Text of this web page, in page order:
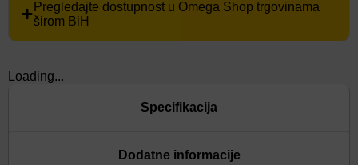
Pregledajte dostupnost u Omega Shop trgovinama
širom BiH
Loading...
Specifikacija
Dodatne informacije